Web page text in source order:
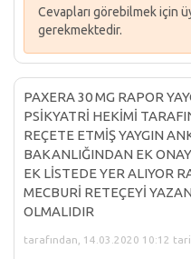
Cevapları görebilmek için
gerekmektedir.
PAXERA 30 MG RAPOR
PSİKYATRİ HEKİMİ
REÇETE ETMİŞ YAYGIN
BAKANLIĞINDAN EK
EK LİSTEDE YER ALIYOR
MECBURİ RETEÇEYİ
OLMALIDIR
tarafından, 14.03.2020 10:12